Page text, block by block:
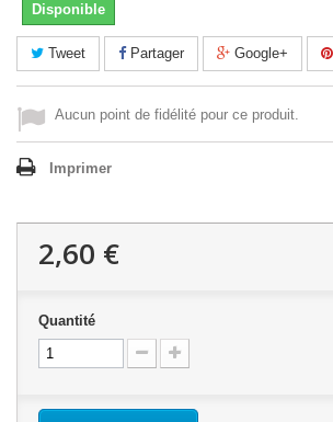
Disponible
Tweet Partager Google+
Aucun point de fidélité pour ce produit.
Imprimer
2,60 €
Quantité